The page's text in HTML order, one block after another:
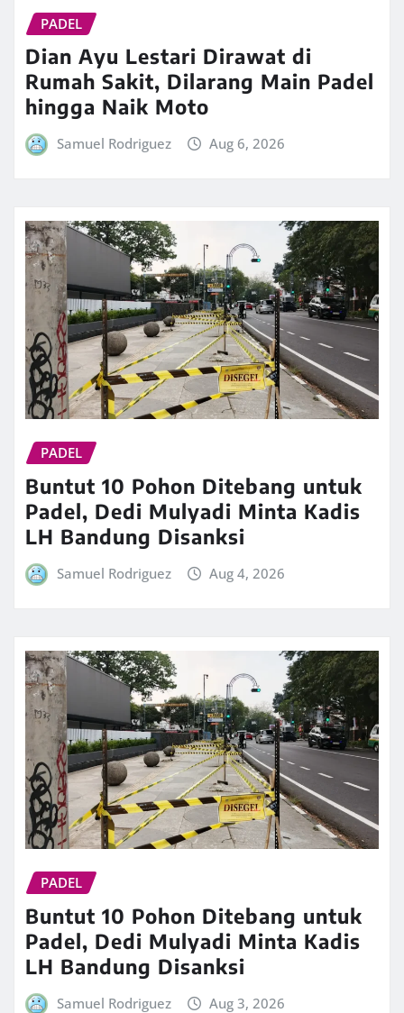
PADEL
Dian Ayu Lestari Dirawat di
Rumah Sakit, Dilarang Main Padel
hingga Naik Moto
Samuel Rodriguez Aug 6, 2026
PADEL
Buntut 10 Pohon Ditebang untuk
Padel, Dedi Mulyadi Minta Kadis
LH Bandung Disanksi
Samuel Rodriguez Aug 4, 2026
PADEL
Buntut 10 Pohon Ditebang untuk
Padel, Dedi Mulyadi Minta Kadis
LH Bandung Disanksi
Samuel Rodriguez Aug 3, 2026